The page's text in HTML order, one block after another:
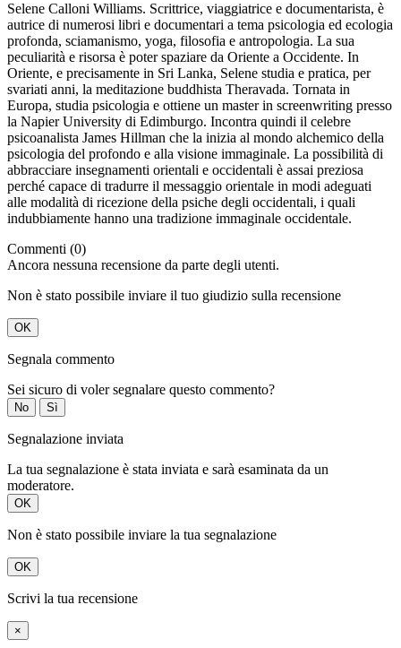
Selene Calloni Williams. Scrittrice, viaggiatrice e documentarista, è
autrice di numerosi libri e documentari a tema psicologia ed ecologia
profonda, sciamanismo, yoga, filosofia e antropologia. La sua
peculiarità e risorsa è poter spaziare da Oriente a Occidente. In
Oriente, e precisamente in Sri Lanka, Selene studia e pratica, per
svariati anni, la meditazione buddhista Theravada. Tornata in
Europa, studia psicologia e ottiene un master in screenwriting presso
la Napier University di Edimburgo. Incontra quindi il celebre
psicoanalista James Hillman che la inizia al mondo alchemico della
psicologia del profondo e alla visione immaginale. La possibilità di
abbracciare insegnamenti orientali e occidentali è assai preziosa
perché capace di tradurre il messaggio orientale in modi adeguati
alle modalità di ricezione della psiche degli occidentali, i quali
indubbiamente hanno una tradizione immaginale occidentale.
Commenti (0)
Ancora nessuna recensione da parte degli utenti.
Non è stato possibile inviare il tuo giudizio sulla recensione
OK
Segnala commento
Sei sicuro di voler segnalare questo commento?
No Sì
Segnalazione inviata
La tua segnalazione è stata inviata e sarà esaminata da un
moderatore.
OK
Non è stato possibile inviare la tua segnalazione
OK
Scrivi la tua recensione
×